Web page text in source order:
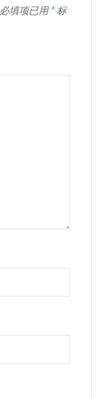
必填项已用 *标